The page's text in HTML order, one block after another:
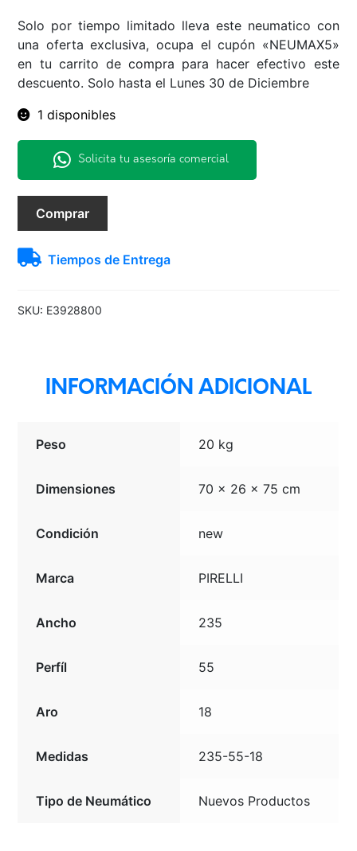
Solo por tiempo limitado lleva este neumatico con
una oferta exclusiva, ocupa el cupón «NEUMAX5»
en tu carrito de compra para hacer efectivo este
descuento. Solo hasta el Lunes 30 de Diciembre
1 disponibles
Solicita tu asesoría comercial
104V
S-
PIRELLI
Comprar
Tiempos de Entrega
SKU: E3928800
INFORMACIÓN ADICIONAL
Peso 20 kg
Dimensiones 70 × 26 × 75 cm
Condición new
Marca PIRELLI
Ancho 235
Perfíl 55
Aro 18
Medidas 235-55-18
Tipo de Neumático Nuevos Productos